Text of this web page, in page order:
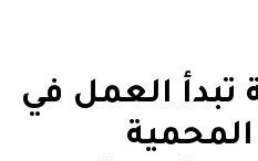
تبدأ العمل في